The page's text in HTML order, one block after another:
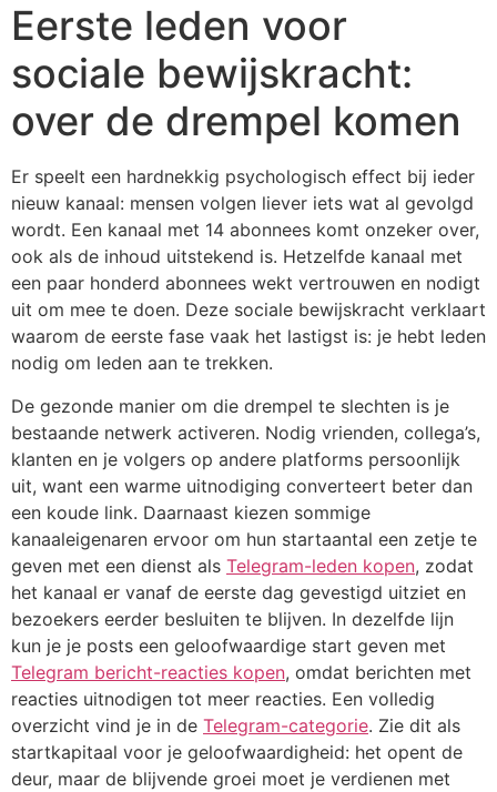
Eerste leden voor
sociale bewijskracht:
over de drempel komen
Er speelt een hardnekkig psychologisch effect bij ieder
nieuw kanaal: mensen volgen liever iets wat al gevolgd
wordt. Een kanaal met 14 abonnees komt onzeker over,
ook als de inhoud uitstekend is. Hetzelfde kanaal met
een paar honderd abonnees wekt vertrouwen en nodigt
uit om mee te doen. Deze sociale bewijskracht verklaart
waarom de eerste fase vaak het lastigst is: je hebt leden
nodig om leden aan te trekken.
De gezonde manier om die drempel te slechten is je
bestaande netwerk activeren. Nodig vrienden, collega’s,
klanten en je volgers op andere platforms persoonlijk
uit, want een warme uitnodiging converteert beter dan
een koude link. Daarnaast kiezen sommige
kanaaleigenaren ervoor om hun startaantal een zetje te
geven met een dienst als Telegram-leden kopen, zodat
het kanaal er vanaf de eerste dag gevestigd uitziet en
bezoekers eerder besluiten te blijven. In dezelfde lijn
kun je je posts een geloofwaardige start geven met
Telegram bericht-reacties kopen, omdat berichten met
reacties uitnodigen tot meer reacties. Een volledig
overzicht vind je in de Telegram-categorie. Zie dit als
startkapitaal voor je geloofwaardigheid: het opent de
deur, maar de blijvende groei moet je verdienen met